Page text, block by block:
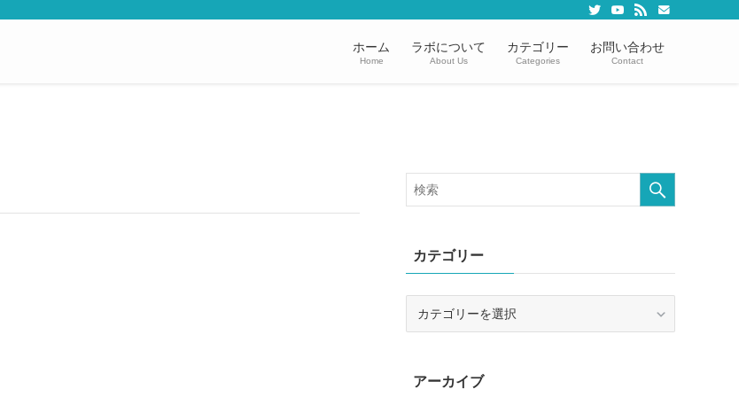
ホーム
Home
ラボについて
About Us
カテゴリー
Categories
お問い合わせ
Contact
カテゴリー
ーアーカイブ